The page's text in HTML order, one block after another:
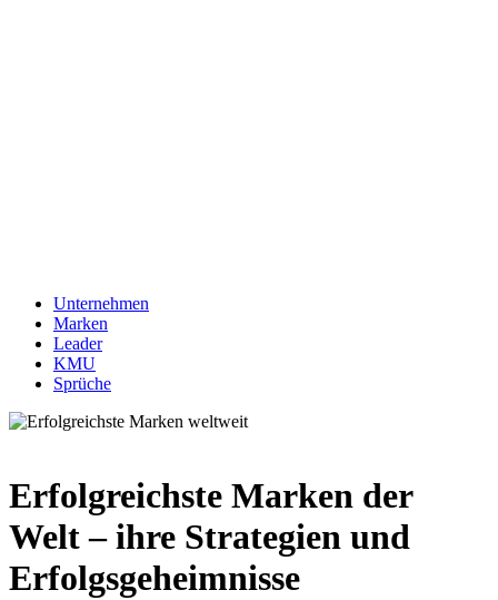
Unternehmen
Marken
Leader
KMU
Sprüche
Erfolgreichste Marken der
Welt – ihre Strategien und
Erfolgsgeheimnisse